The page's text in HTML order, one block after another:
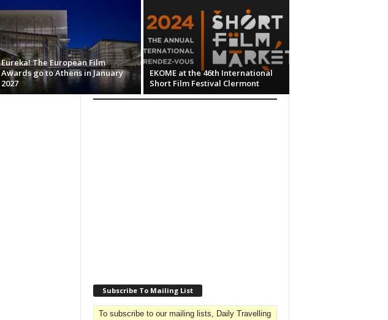
Eureka! The European Film
Awards go to Athens in January
2027
EKOME at the 46th International
Short Film Festival Clermont
Subscribe To Mailing List
To subscribe to our mailing lists, Daily Travelling